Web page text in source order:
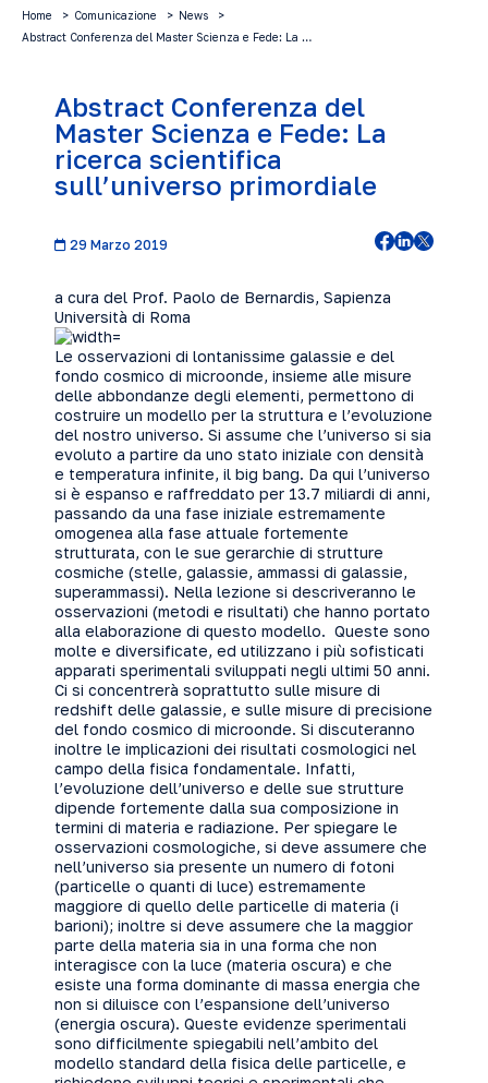
Home Comunicazione
News
Abstract Conferenza del Master Scienza e Fede: La …
Abstract Conferenza del
Master Scienza e Fede: La
ricerca scientifica
sull’universo primordiale
29 Marzo 2019
a cura del Prof. Paolo de Bernardis, Sapienza
Università di Roma
Le osservazioni di lontanissime galassie e del
fondo cosmico di microonde, insieme alle misure
delle abbondanze degli elementi, permettono di
costruire un modello per la struttura e l’evoluzione
del nostro universo. Si assume che l’universo si sia
evoluto a partire da uno stato iniziale con densità
e temperatura infinite, il big bang. Da qui l’universo
si è espanso e raffreddato per 13.7 miliardi di anni,
passando da una fase iniziale estremamente
omogenea alla fase attuale fortemente
strutturata, con le sue gerarchie di strutture
cosmiche (stelle, galassie, ammassi di galassie,
superammassi). Nella lezione si descriveranno le
osservazioni (metodi e risultati) che hanno portato
alla elaborazione di questo modello. Queste sono
molte e diversificate, ed utilizzano i più sofisticati
apparati sperimentali sviluppati negli ultimi 50 anni.
Ci si concentrerà soprattutto sulle misure di
redshift delle galassie, e sulle misure di precisione
del fondo cosmico di microonde. Si discuteranno
inoltre le implicazioni dei risultati cosmologici nel
campo della fisica fondamentale. Infatti,
l’evoluzione dell’universo e delle sue strutture
dipende fortemente dalla sua composizione in
termini di materia e radiazione. Per spiegare le
osservazioni cosmologiche, si deve assumere che
nell’universo sia presente un numero di fotoni
(particelle o quanti di luce) estremamente
maggiore di quello delle particelle di materia (i
barioni); inoltre si deve assumere che la maggior
parte della materia sia in una forma che non
interagisce con la luce (materia oscura) e che
esiste una forma dominante di massa energia che
non si diluisce con l’espansione dell’universo
(energia oscura). Queste evidenze sperimentali
sono difficilmente spiegabili nell’ambito del
modello standard della fisica delle particelle, e